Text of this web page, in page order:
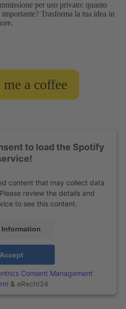
per uso privato: quanto
Trasforma la tua idea in
a coffee
to load the Spotify
content that may collect data
review the details and
to see this content.
Information
Accept
Consent Management
& eRecht24